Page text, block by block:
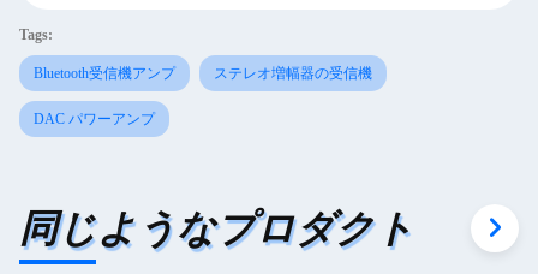
Tags:
Bluetooth受信機アンプ ステレオ増幅器の受信機
DAC パワーアンプ
同じようなプロダクト